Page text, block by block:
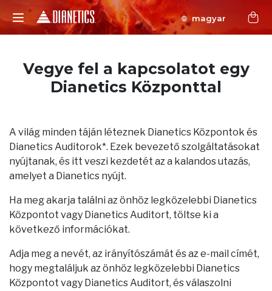
magyar
Vegye fel a kapcsolatot egy
Dianetics Központtal
A világ minden táján léteznek Dianetics Központok és
Dianetics Auditorok*. Ezek bevezető szolgáltatásokat
nyújtanak, és itt veszi kezdetét az a kalandos utazás,
amelyet a Dianetics nyújt.
Ha meg akarja találni az önhöz legközelebbi Dianetics
Központot vagy Dianetics Auditort, töltse ki a
következő információkat.
Adja meg a nevét, az irányítószámát és az e-mail címét,
hogy megtaláljuk az önhöz legközelebbi Dianetics
Központot vagy Dianetics Auditort, és válaszolni